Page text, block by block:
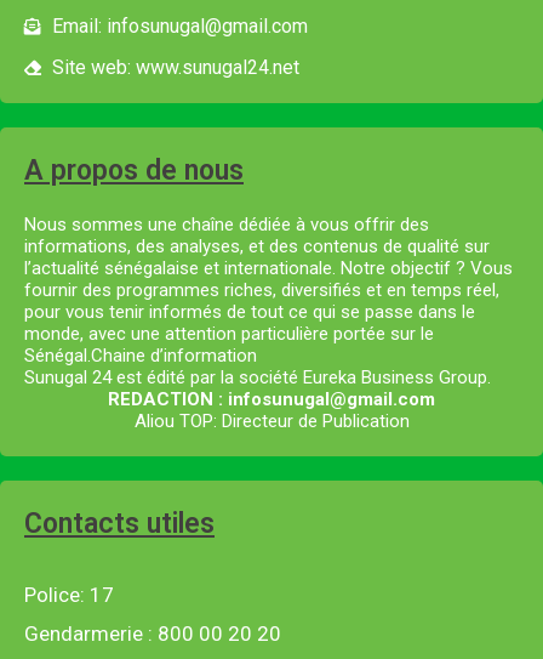
Email: infosunugal@gmail.com
Site web: www.sunugal24.net
A propos de nous
Nous sommes une chaîne dédiée à vous offrir des
informations, des analyses, et des contenus de qualité sur
l’actualité sénégalaise et internationale. Notre objectif ? Vous
fournir des programmes riches, diversifiés et en temps réel,
pour vous tenir informés de tout ce qui se passe dans le
monde, avec une attention particulière portée sur le
Sénégal.Chaine d’information
Sunugal 24 est édité par la société Eureka Business Group.
REDACTION : infosunugal@gmail.com
Aliou TOP: Directeur de Publication
Contacts utiles
Police: 17
Gendarmerie : 800 00 20 20